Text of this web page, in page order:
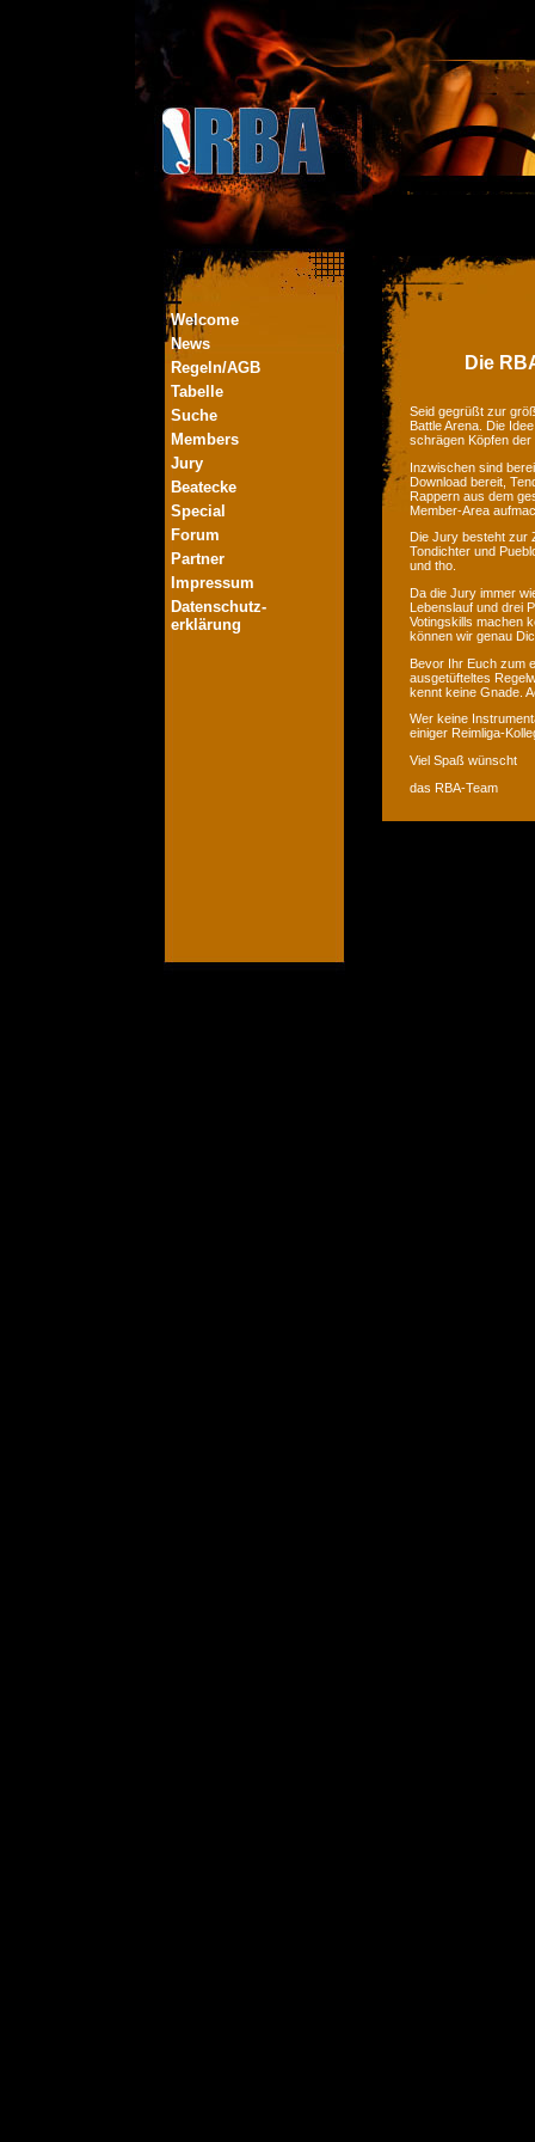
Welcome
News
Regeln/AGB
Tabelle
Suche
Members
Jury
Beatecke
Special
Forum
Partner
Impressum
Datenschutz-
erklärung
Die
Seid gegrüßt zur
Battle Arena. Die
schrägen Köpfen
Inzwischen sind
Download bereit,
Rappern aus dem
Member-Area
Die Jury besteht zur
Tondichter und
und tho.
Da die Jury immer
Lebenslauf und drei
Votingskills machen
können wir genau
Bevor Ihr Euch zum
ausgetüfteltes
kennt keine Gnade.
Wer keine
einiger Reimliga-
Viel Spaß wünscht
das RBA-Team